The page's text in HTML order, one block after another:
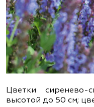
Цветки сиренево-
высотой до 50 см;